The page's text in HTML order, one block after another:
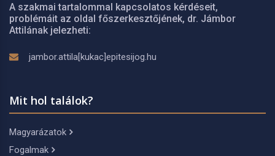
A szakmai tartalommal kapcsolatos kérdéseit,
problémáit az oldal főszerkesztőjének, dr. Jámbor
Attilának jelezheti:
jambor.attila[kukac]epitesijog.hu
Mit hol találok?
Magyarázatok
Fogalmak